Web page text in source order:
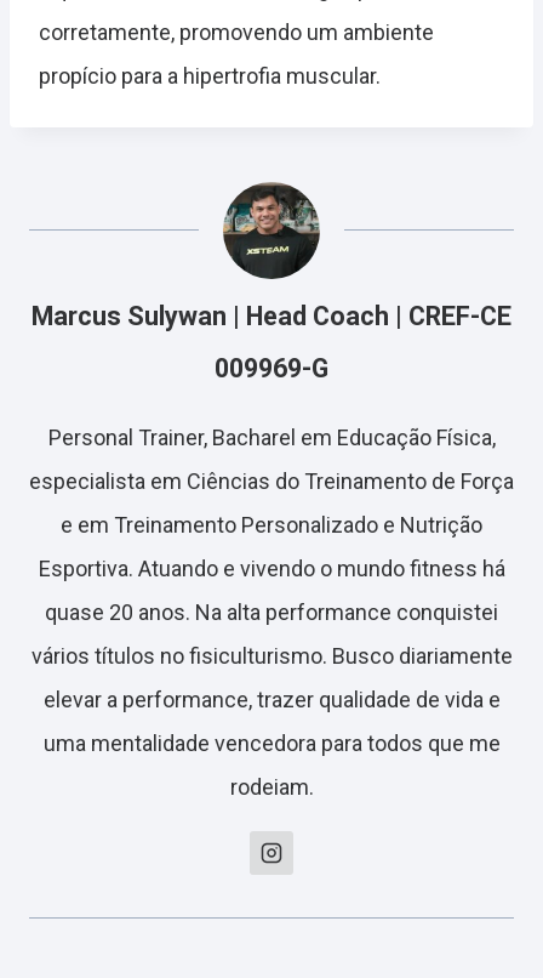
corretamente, promovendo um ambiente
propício para a hipertrofia muscular.
Marcus Sulywan | Head Coach | CREF-CE
009969-G
Personal Trainer, Bacharel em Educação Física,
especialista em Ciências do Treinamento de Força
e em Treinamento Personalizado e Nutrição
Esportiva. Atuando e vivendo o mundo fitness há
quase 20 anos. Na alta performance conquistei
vários títulos no fisiculturismo. Busco diariamente
elevar a performance, trazer qualidade de vida e
uma mentalidade vencedora para todos que me
rodeiam.